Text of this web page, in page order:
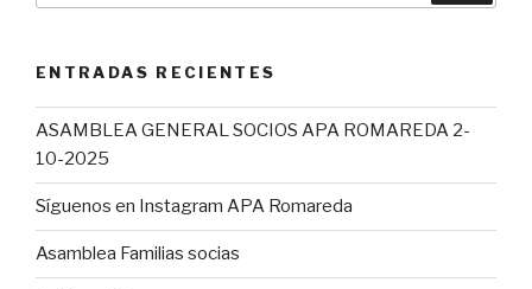
ENTRADAS RECIENTES
ASAMBLEA GENERAL SOCIOS APA ROMAREDA 2-
10-2025
Síguenos en Instagram APA Romareda
Asamblea Familias socias